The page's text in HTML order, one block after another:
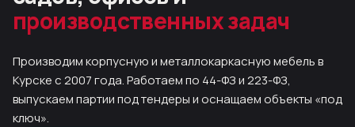
производственных задач
Производим корпусную и металлокаркасную мебель в
Курске с 2007 года. Работаем по 44-ФЗ и 223-ФЗ,
выпускаем партии под тендеры и оснащаем объекты «под
ключ».